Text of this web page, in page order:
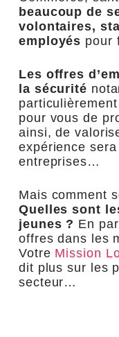
beaucoup de
volontaires,
employés pour
Les offres
la sécurité
pour vous de
ainsi, de
expérience
entreprises…
Mais comment
Quelles sont
jeunes ? En
offres dans les
Votre Mission
dit plus sur les
secteur…